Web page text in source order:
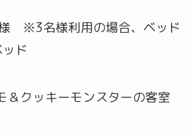
※3名様利用の場合、ベッド
ド
＆クッキーモンスターの客室